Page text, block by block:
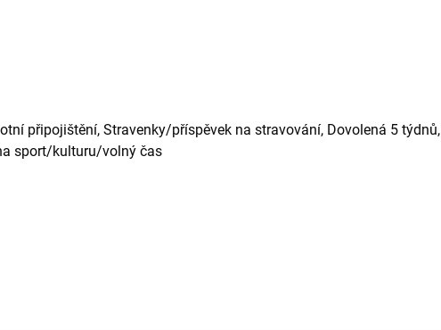
připojištění, Stravenky/příspěvek na stravování, Dovolená 5 týdnů,
sport/kulturu/volný čas